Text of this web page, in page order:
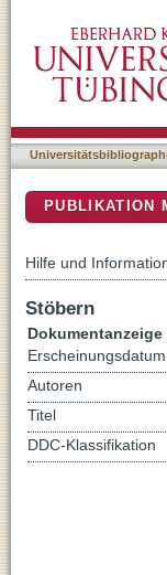
Hydraulic
PUBLIKATION
Hilfe und
Stöbern
Dokumentanzeige
Erscheinungsdatum
Autoren
Titel
DDC-Klassifikation